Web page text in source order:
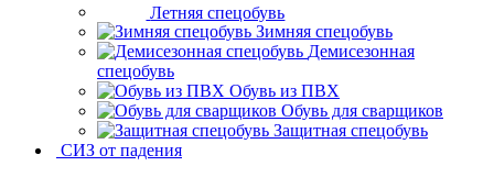
Летняя спецобувь
Зимняя спецобувь
Демисезонная
спецобувь
Обувь из ПВХ
Обувь для сварщиков
Защитная спецобувь
СИЗ от падения